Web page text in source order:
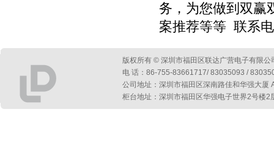
务，为您做到双赢
案推荐等等 联系
版权所有 © 深圳市福田区联达广营电子有限公
电 话：86-755-83661717/ 83035093 /
公司地址：深圳市福田区深南路佳和华强大厦
柜台地址：深圳市福田区华强电子世界2号楼2